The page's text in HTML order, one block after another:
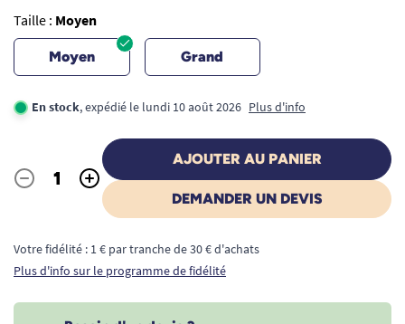
Taille : Moyen
Moyen Grand
En stock, expédié le lundi 10 août 2026 Plus d'info
Quantité
- +
AJOUTER AU PANIER
DEMANDER UN DEVIS
Votre fidélité : 1 € par tranche de 30 € d'achats
Plus d'info sur le programme de fidélité